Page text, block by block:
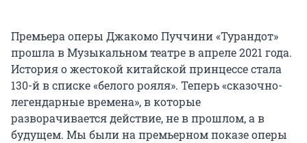
Премьера оперы Джакомо Пуччини «Турандот»
прошла в Музыкальном театре в апреле 2021 года.
История о жестокой китайской принцессе стала
130-й в списке «белого рояля». Теперь «сказочно-
легендарные времена», в которые
разворачивается действие, не в прошлом, а в
будущем. Мы были на премьерном показе оперы